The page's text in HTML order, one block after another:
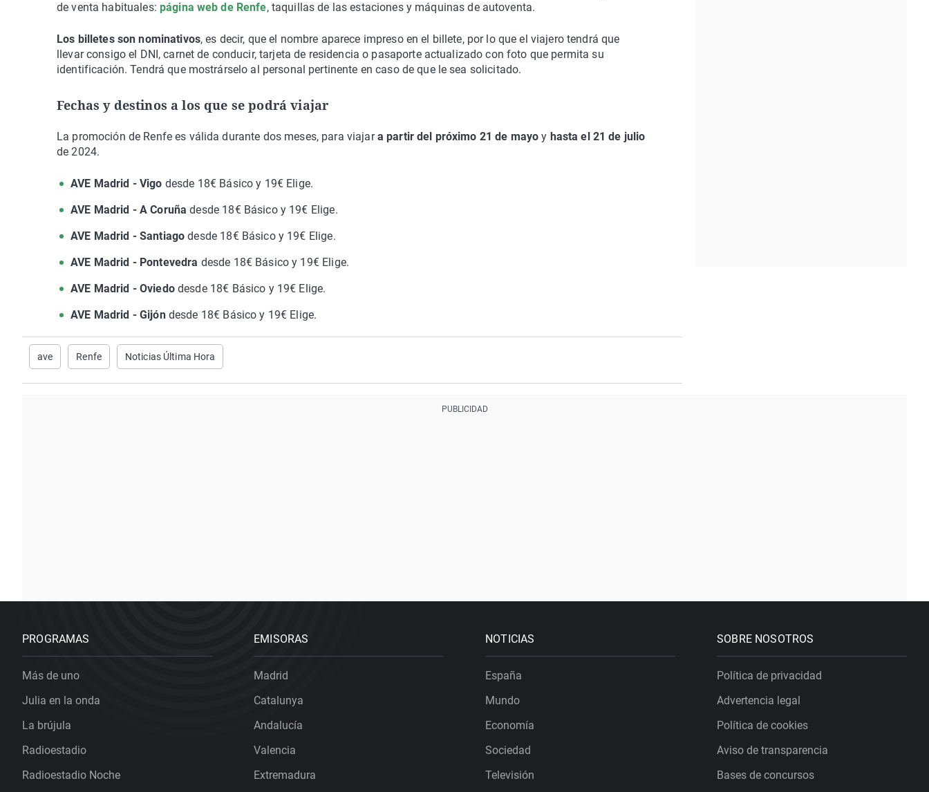
de venta habituales: página web de Renfe, taquillas de las estaciones y máquinas de autoventa.
Los billetes son nominativos, es decir, que el nombre aparece impreso en el billete, por lo que el viajero tendrá que
llevar consigo el DNI, carnet de conducir, tarjeta de residencia o pasaporte actualizado con foto que permita su
identificación. Tendrá que mostrárselo al personal pertinente en caso de que le sea solicitado.
Fechas y destinos a los que se podrá viajar
La promoción de Renfe es válida durante dos meses, para viajara partir del próximo 21 de mayo y hasta el 21 de julio
de 2024.
AVE Madrid - Vigo desde 18€ Básico y 19€ Elige.
AVE Madrid - A Coruña desde 18€ Básico y 19€ Elige.
AVE Madrid - Santiago desde 18€ Básico y 19€ Elige.
AVE Madrid - Pontevedra desde 18€ Básico y 19€ Elige.
AVE Madrid - Oviedodesde 18€ Básico y 19€ Elige.
AVE Madrid - Gijóndesde 18€ Básico y 19€ Elige.
ave Renfe Noticias Última Hora
PROGRAMAS
Más de uno
Julia en la onda
La brújula
Radioestadio
Radioestadio Noche
EMISORAS
Madrid
Catalunya
Andalucía
Valencia
Extremadura
NOTICIAS
España
Mundo
Economía
Sociedad
Televisión
SOBRE NOSOTROS
Política de privacidad
Advertencia legal
Política de cookies
Aviso de transparencia
Bases de concursos